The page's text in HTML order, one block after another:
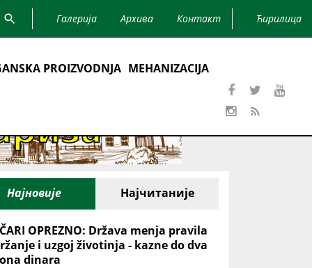
Галерија Архива Контакт Ћирилица
PROIZVODNJA MEHANIZACIJA
Најновије Најчитаније
OPREZNO: Država menja pravila
i uzgoj životinja - kazne do dva
dinara